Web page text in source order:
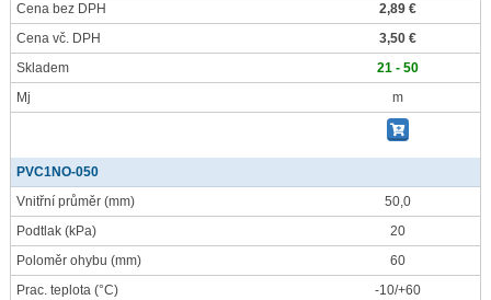
Cena bez DPH
2,89 €
Cena vč. DPH
3,50 €
Skladem
21 - 50
Mj
m
PVC1NO-050
Vnitřní průměr (mm)
50,0
Podtlak (kPa)
20
Poloměr ohybu (mm)
60
Prac. teplota (°C) -10/+60